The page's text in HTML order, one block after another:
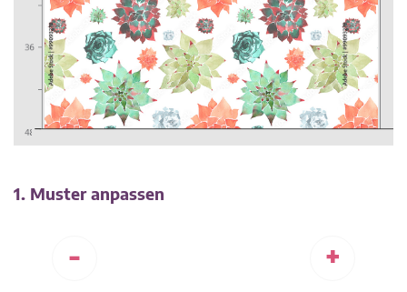
1. Muster anpassen
- +